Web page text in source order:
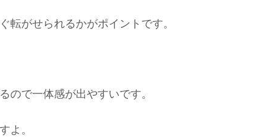
転がせられるかがポイントです。
ので一体感が出やすいです。
よ。